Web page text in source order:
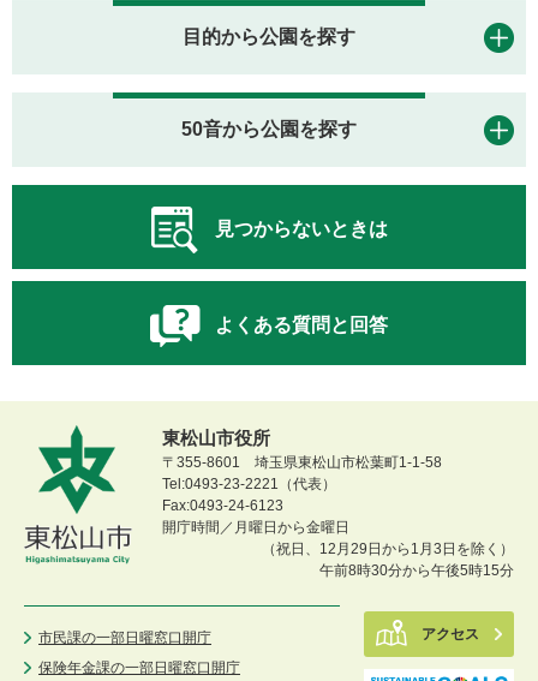
目的から公園を探す
50音から公園を探す
見つからないときは
よくある質問と回答
東松山市役所
〒355-8601 埼玉県東松山市松葉町1-1-58
Tel:0493-23-2221（代表）
Fax:0493-24-6123
開庁時間／月曜日から金曜日
（祝日、12月29日から1月3日を除く）
午前8時30分から午後5時15分
市民課の一部日曜窓口開庁
保険年金課の一部日曜窓口開庁
アクセス